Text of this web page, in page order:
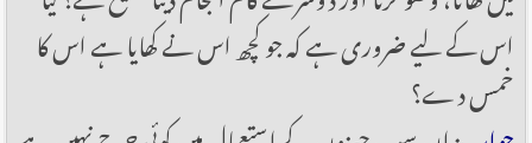
اس کے لیے ضروری ہے کہ جو کچھ اس نے کھایا ہے اس کا
خمس دے؟